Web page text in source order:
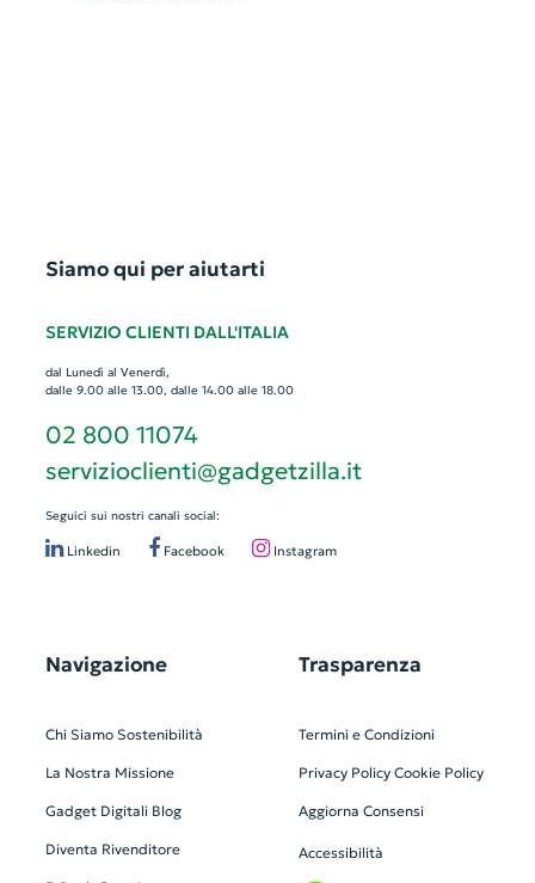
Siamo qui per aiutarti
SERVIZIO CLIENTI DALL'ITALIA
dal Lunedì al Venerdì,
dalle 9.00 alle 13.00, dalle 14.00 alle 18.00
02 800 11074
servizioclienti@gadgetzilla.it
Seguici sui nostri canali social:
Linkedin Facebook Instagram
Navigazione
Chi Siamo Sostenibilità
La Nostra Missione
Gadget Digitali Blog
Diventa Rivenditore
Trasparenza
Termini e Condizioni
Privacy Policy Cookie Policy
Aggiorna Consensi
Accessibilità